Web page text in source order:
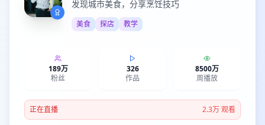
发现城市美食，分享烹饪技巧
美食 探店 教学
189万
粉丝
326
作品
8500万
周播放
正在直播 2.3万观看